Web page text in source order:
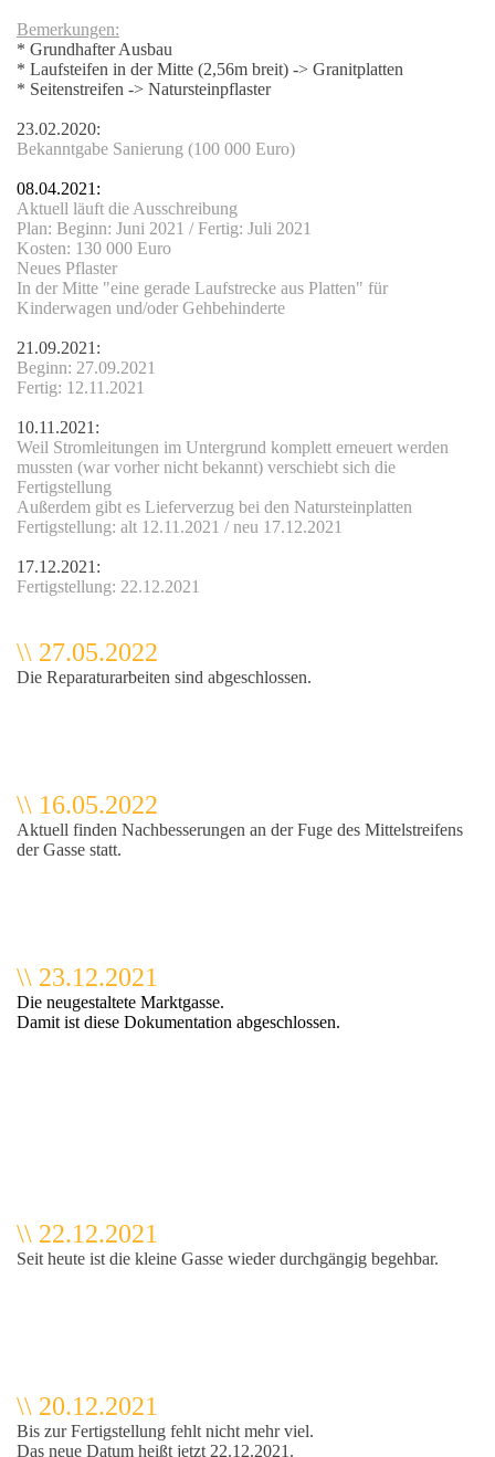
Bemerkungen:
* Grundhafter Ausbau
* Laufsteifen in der Mitte (2,56m breit) -> Granitplatten
* Seitenstreifen -> Natursteinpflaster
23.02.2020:
Bekanntgabe Sanierung (100 000 Euro)
08.04.2021:
Aktuell läuft die Ausschreibung
Plan: Beginn: Juni 2021 / Fertig: Juli 2021
Kosten: 130 000 Euro
Neues Pflaster
In der Mitte "eine gerade Laufstrecke aus Platten" für
Kinderwagen und/oder Gehbehinderte
21.09.2021:
Beginn: 27.09.2021
Fertig: 12.11.2021
10.11.2021:
Weil Stromleitungen im Untergrund komplett erneuert werden
mussten (war vorher nicht bekannt) verschiebt sich die
Fertigstellung
Außerdem gibt es Lieferverzug bei den Natursteinplatten
Fertigstellung: alt 12.11.2021 / neu 17.12.2021
17.12.2021:
Fertigstellung: 22.12.2021
\\ 27.05.2022
Die Reparaturarbeiten sind abgeschlossen.
\\ 16.05.2022
Aktuell finden Nachbesserungen an der Fuge des Mittelstreifens
der Gasse statt.
\\ 23.12.2021
Die neugestaltete Marktgasse.
Damit ist diese Dokumentation abgeschlossen.
\\ 22.12.2021
Seit heute ist die kleine Gasse wieder durchgängig begehbar.
\\ 20.12.2021
Bis zur Fertigstellung fehlt nicht mehr viel.
Das neue Datum heißt jetzt 22.12.2021.